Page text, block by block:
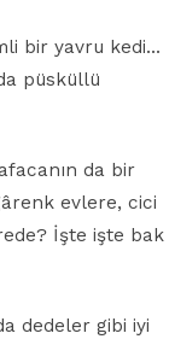
bir yavru kedi…
püsküllü
da bir
evlere, cici
İşte işte bak
dedeler gibi iyi